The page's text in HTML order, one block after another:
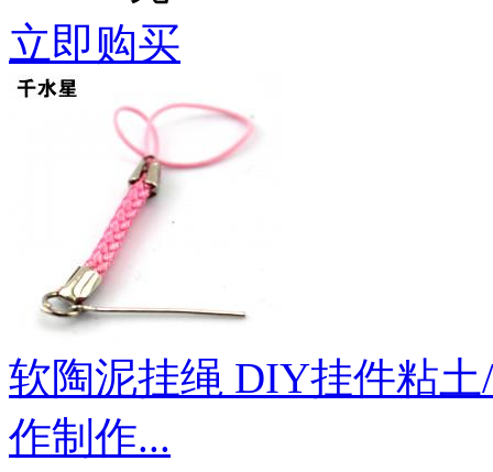
立即购买
软陶泥挂绳 DIY挂件粘
作制作...